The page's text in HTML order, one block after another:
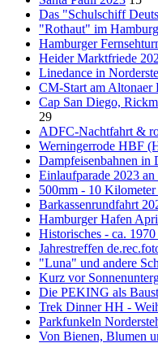
Das "Schulschiff
"Rothaut" im
Hamburger
Heider Marktfriede
Linedance in
CM-Start am Altonaer
Cap San Diego,
29
ADFC-Nachtfahrt &
Werningerrode HBF
Dampfeisenbahnen in
Einlaufparade 2023
500mm - 10
Barkassenrundfahrt
Hamburger Hafen
Historisches - ca.
Jahrestreffen
"Luna" und andere
Kurz vor
Die PEKING als
Trek Dinner HH -
Parkfunkeln
Von Bienen, Blumen